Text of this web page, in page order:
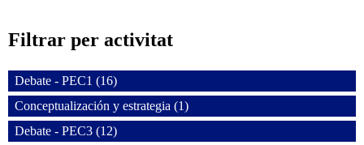
Filtrar per activitat
Debate - PEC1 (16)
Conceptualización y estrategia (1)
Debate - PEC3 (12)